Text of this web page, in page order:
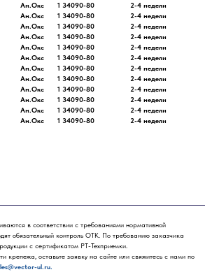
Ан.Окс 1 34090-80
2-4 недели
Ан.Окс 1 34090-80
2-4 недели
Ан.Окс 1 34090-80
2-4 недели
Ан.Окс 1 34090-80
2-4 недели
Ан.Окс 1 34090-80
2-4 недели
Ан.Окс 1 34090-80
2-4 недели
Ан.Окс 1 34090-80
2-4 недели
Ан.Окс 1 34090-80
2-4 недели
Ан.Окс 1 34090-80
2-4 недели
Ан.Окс 1 34090-80
2-4 недели
Ан.Окс 1 34090-80
2-4 недели
Ан.Окс 1 34090-80
2-4 недели
в соответствии с требованиями нормативной
обязательный контроль ОТК. По требованию заказчика
с сертификатом РТ-Техприемки.
крепежа, оставьте заявку на сайте или свяжитесь с нами по
ul.ru.